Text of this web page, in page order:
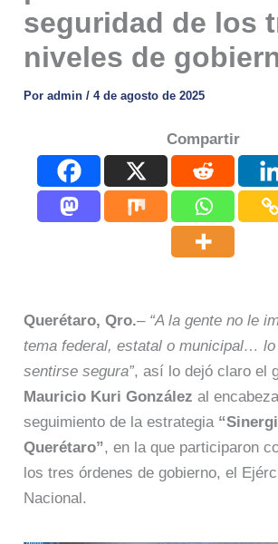
seguridad de los
niveles de
Poradmin/4 de agosto de 2025
Compartir
Querétaro, Qro.– “A la gente no le
tema federal, estatal o municipal… lo
sentirse segura”, así lo dejó claro el
Mauricio Kuri González al
seguimiento de la estrategia
Querétaro”, en la que participaron
los tres órdenes de gobierno, el
Nacional.